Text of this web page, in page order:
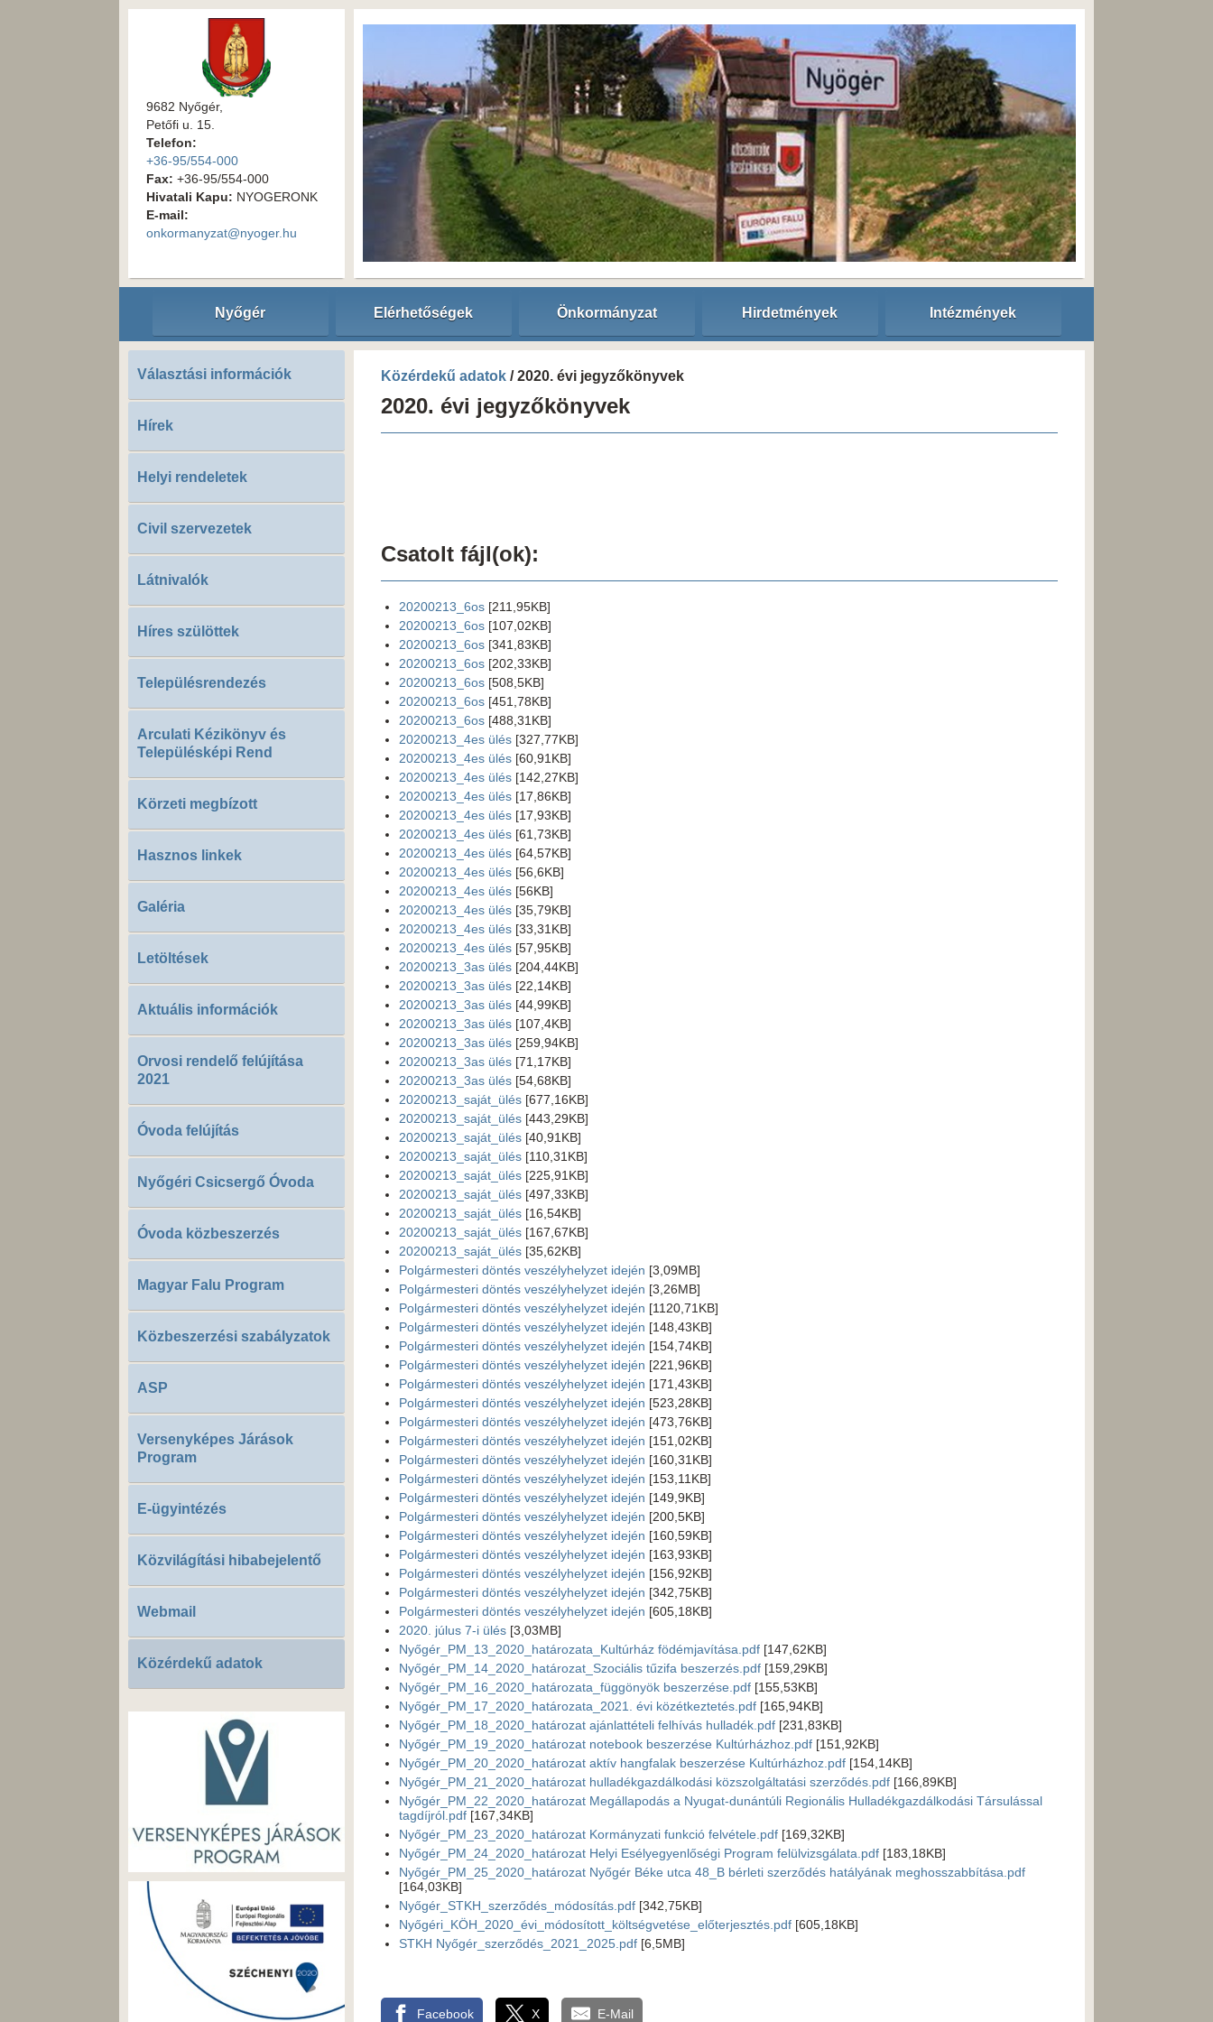
9682 Nyőgér,
Petőfi u. 15.
Telefon:
+36-95/554-000
Fax: +36-95/554-000
Hivatali Kapu: NYOGERONK
E-mail:
onkormanyzat@nyoger.hu
Nyőgér Elérhetőségek Önkormányzat Hirdetmények Intézmények
Választási információk
Hírek
Helyi rendeletek
Civil szervezetek
Látnivalók
Híres szülöttek
Településrendezés
Arculati Kézikönyv és
Településképi Rend
Körzeti megbízott
Hasznos linkek
Galéria
Letöltések
Aktuális információk
Orvosi rendelő felújítása
2021
Óvoda felújítás
Nyőgéri Csicsergő Óvoda
Óvoda közbeszerzés
Magyar Falu Program
Közbeszerzési szabályzatok
ASP
Versenyképes Járások
Program
E-ügyintézés
Közvilágítási hibabejelentő
Webmail
Közérdekű adatok
Közérdekű adatok / 2020. évi jegyzőkönyvek
2020. évi jegyzőkönyvek
Csatolt fájl(ok):
20200213_6os [211,95KB]
20200213_6os [107,02KB]
20200213_6os [341,83KB]
20200213_6os [202,33KB]
20200213_6os [508,5KB]
20200213_6os [451,78KB]
20200213_6os [488,31KB]
20200213_4es ülés [327,77KB]
20200213_4es ülés [60,91KB]
20200213_4es ülés [142,27KB]
20200213_4es ülés [17,86KB]
20200213_4es ülés [17,93KB]
20200213_4es ülés [61,73KB]
20200213_4es ülés [64,57KB]
20200213_4es ülés [56,6KB]
20200213_4es ülés [56KB]
20200213_4es ülés [35,79KB]
20200213_4es ülés [33,31KB]
20200213_4es ülés [57,95KB]
20200213_3as ülés [204,44KB]
20200213_3as ülés [22,14KB]
20200213_3as ülés [44,99KB]
20200213_3as ülés [107,4KB]
20200213_3as ülés [259,94KB]
20200213_3as ülés [71,17KB]
20200213_3as ülés [54,68KB]
20200213_saját_ülés [677,16KB]
20200213_saját_ülés [443,29KB]
20200213_saját_ülés [40,91KB]
20200213_saját_ülés [110,31KB]
20200213_saját_ülés [225,91KB]
20200213_saját_ülés [497,33KB]
20200213_saját_ülés [16,54KB]
20200213_saját_ülés [167,67KB]
20200213_saját_ülés [35,62KB]
Polgármesteri döntés veszélyhelyzet idején [3,09MB]
Polgármesteri döntés veszélyhelyzet idején [3,26MB]
Polgármesteri döntés veszélyhelyzet idején [1120,71KB]
Polgármesteri döntés veszélyhelyzet idején [148,43KB]
Polgármesteri döntés veszélyhelyzet idején [154,74KB]
Polgármesteri döntés veszélyhelyzet idején [221,96KB]
Polgármesteri döntés veszélyhelyzet idején [171,43KB]
Polgármesteri döntés veszélyhelyzet idején [523,28KB]
Polgármesteri döntés veszélyhelyzet idején [473,76KB]
Polgármesteri döntés veszélyhelyzet idején [151,02KB]
Polgármesteri döntés veszélyhelyzet idején [160,31KB]
Polgármesteri döntés veszélyhelyzet idején [153,11KB]
Polgármesteri döntés veszélyhelyzet idején [149,9KB]
Polgármesteri döntés veszélyhelyzet idején [200,5KB]
Polgármesteri döntés veszélyhelyzet idején [160,59KB]
Polgármesteri döntés veszélyhelyzet idején [163,93KB]
Polgármesteri döntés veszélyhelyzet idején [156,92KB]
Polgármesteri döntés veszélyhelyzet idején [342,75KB]
Polgármesteri döntés veszélyhelyzet idején [605,18KB]
2020. júlus 7-i ülés [3,03MB]
Nyőgér_PM_13_2020_határozata_Kultúrház födémjavítása.pdf [147,62KB]
Nyőgér_PM_14_2020_határozat_Szociális tűzifa beszerzés.pdf [159,29KB]
Nyőgér_PM_16_2020_határozata_függönyök beszerzése.pdf [155,53KB]
Nyőgér_PM_17_2020_határozata_2021. évi közétkeztetés.pdf [165,94KB]
Nyőgér_PM_18_2020_határozat ajánlattételi felhívás hulladék.pdf [231,83KB]
Nyőgér_PM_19_2020_határozat notebook beszerzése Kultúrházhoz.pdf [151,92KB]
Nyőgér_PM_20_2020_határozat aktív hangfalak beszerzése Kultúrházhoz.pdf [154,14KB]
Nyőgér_PM_21_2020_határozat hulladékgazdálkodási közszolgáltatási szerződés.pdf [166,89KB]
Nyőgér_PM_22_2020_határozat Megállapodás a Nyugat-dunántúli Regionális Hulladékgazdálkodási Társulással
tagdíjról.pdf [167,34KB]
Nyőgér_PM_23_2020_határozat Kormányzati funkció felvétele.pdf [169,32KB]
Nyőgér_PM_24_2020_határozat Helyi Esélyegyenlőségi Program felülvizsgálata.pdf [183,18KB]
Nyőgér_PM_25_2020_határozat Nyőgér Béke utca 48_B bérleti szerződés hatályának meghosszabbítása.pdf
[164,03KB]
Nyőgér_STKH_szerződés_módosítás.pdf [342,75KB]
Nyőgéri_KÖH_2020_évi_módosított_költségvetése_előterjesztés.pdf [605,18KB]
STKH Nyőgér_szerződés_2021_2025.pdf [6,5MB]
Facebook X E-Mail